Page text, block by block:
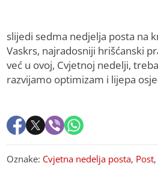
slijedi sedma nedjelja posta na
Vaskrs, najradosniji hrišćanski
već u ovoj, Cvjetnoj nedelji,
razvijamo optimizam i lijepa
Oznake: Cvjetna nedelja posta, Post